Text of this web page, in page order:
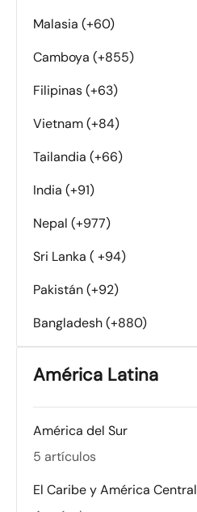
Malasia (+60)
Camboya (+855)
Filipinas (+63)
Vietnam (+84)
Tailandia (+66)
India (+91)
Nepal (+977)
Sri Lanka ( +94)
Pakistán (+92)
Bangladesh (+880)
América Latina
América del Sur
5 artículos
El Caribe y América Central